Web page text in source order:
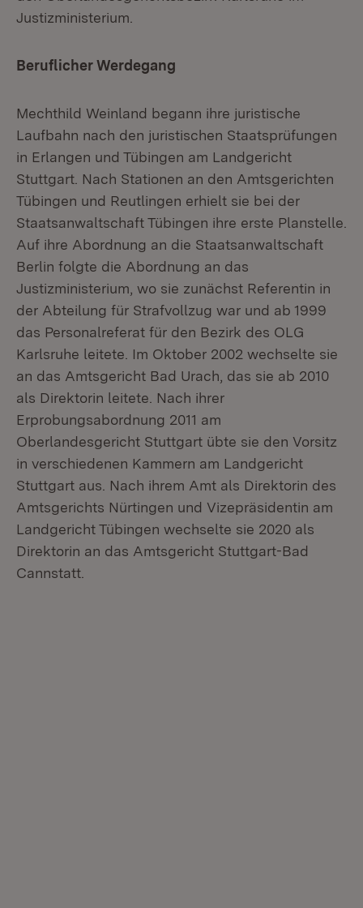
Justizministerium.
Beruflicher Werdegang
Mechthild Weinland begann ihre juristische
Laufbahn nach den juristischen Staatsprüfungen
in Erlangen und Tübingen am Landgericht
Stuttgart. Nach Stationen an den Amtsgerichten
Tübingen und Reutlingen erhielt sie bei der
Staatsanwaltschaft Tübingen ihre erste Planstelle.
Auf ihre Abordnung an die Staatsanwaltschaft
Berlin folgte die Abordnung an das
Justizministerium, wo sie zunächst Referentin in
der Abteilung für Strafvollzug war und ab 1999
das Personalreferat für den Bezirk des OLG
Karlsruhe leitete. Im Oktober 2002 wechselte sie
an das Amtsgericht Bad Urach, das sie ab 2010
als Direktorin leitete. Nach ihrer
Erprobungsabordnung 2011 am
Oberlandesgericht Stuttgart übte sie den Vorsitz
in verschiedenen Kammern am Landgericht
Stuttgart aus. Nach ihrem Amt als Direktorin des
Amtsgerichts Nürtingen und Vizepräsidentin am
Landgericht Tübingen wechselte sie 2020 als
Direktorin an das Amtsgericht Stuttgart-Bad
Cannstatt.